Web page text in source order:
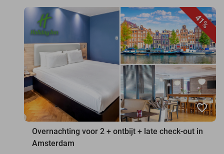
41%
favorite_border
Overnachting voor 2 + ontbijt + late check-out in
Amsterdam